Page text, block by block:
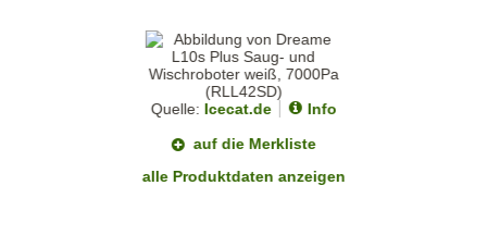
Quelle: Icecat.de
Info
auf die Merkliste
alle Produktdaten anzeigen